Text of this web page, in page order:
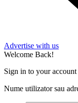
Advertise with us
Welcome Back!
Sign in to your account
Nume utilizator sau